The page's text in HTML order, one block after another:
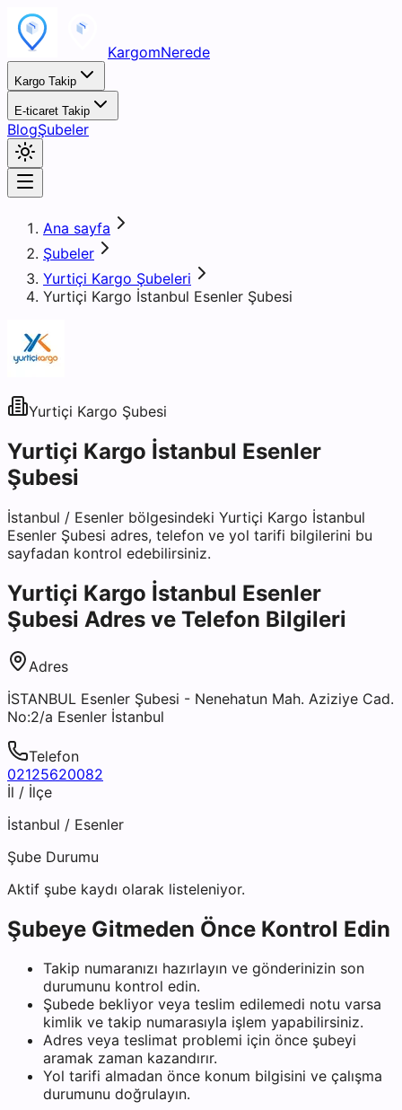
KargomNerede
Kargo Takip
E-ticaret Takip
BlogŞubeler
Ana sayfa
Şubeler
Yurtiçi Kargo Şubeleri
Yurtiçi Kargo İstanbul Esenler Şubesi
Yurtiçi Kargo Şubesi
Yurtiçi Kargo İstanbul Esenler
Şubesi
İstanbul / Esenler bölgesindeki Yurtiçi Kargo İstanbul
Esenler Şubesi adres, telefon ve yol tarifi bilgilerini bu
sayfadan kontrol edebilirsiniz.
Yurtiçi Kargo İstanbul Esenler
Şubesi Adres ve Telefon Bilgileri
Adres
İSTANBUL Esenler Şubesi - Nenehatun Mah. Aziziye Cad.
No:2/a Esenler İstanbul
Telefon
02125620082
İl / İlçe
İstanbul / Esenler
Şube Durumu
Aktif şube kaydı olarak listeleniyor.
Şubeye Gitmeden Önce Kontrol Edin
Takip numaranızı hazırlayın ve gönderinizin son
durumunu kontrol edin.
Şubede bekliyor veya teslim edilemedi notu varsa
kimlik ve takip numarasıyla işlem yapabilirsiniz.
Adres veya teslimat problemi için önce şubeyi
aramak zaman kazandırır.
Yol tarifi almadan önce konum bilgisini ve çalışma
durumunu doğrulayın.